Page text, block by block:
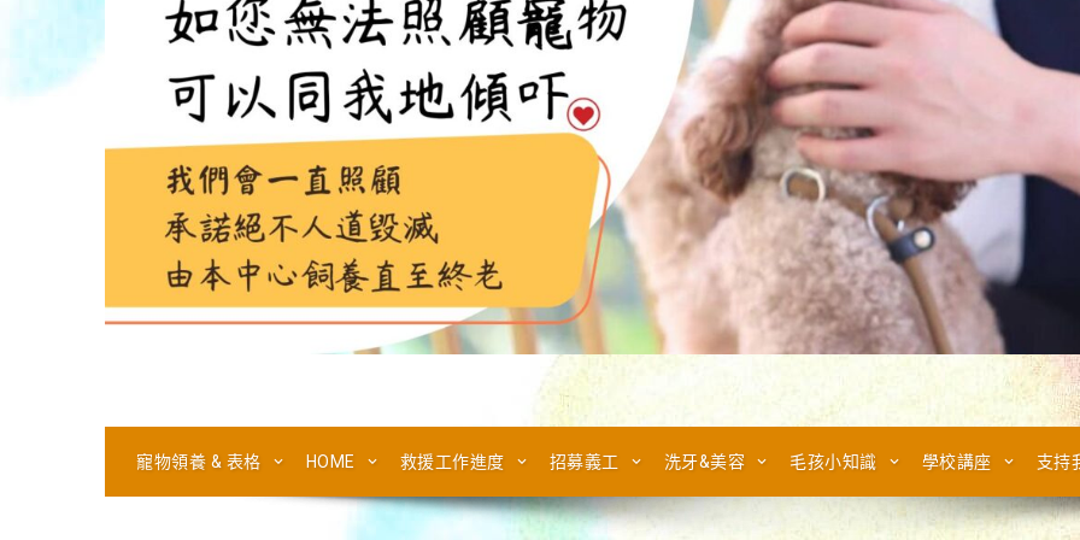
寵物領養 & 表格 HOME 救援工作進度 招募義工 洗牙&美容 毛孩小知識 學校講座 支持